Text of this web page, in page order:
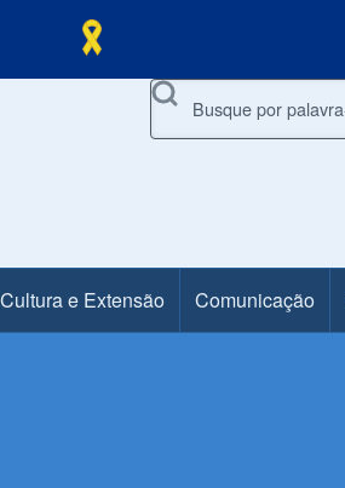
Search
Cultura e Extensão Comunicação